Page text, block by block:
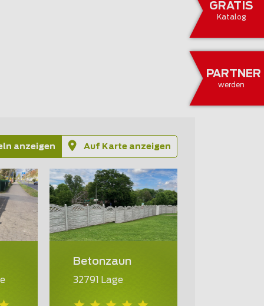
GRATIS
Katalog
PARTNER
werden
anzeigen Auf Karte anzeigen
Betonzaun
32791 Lage